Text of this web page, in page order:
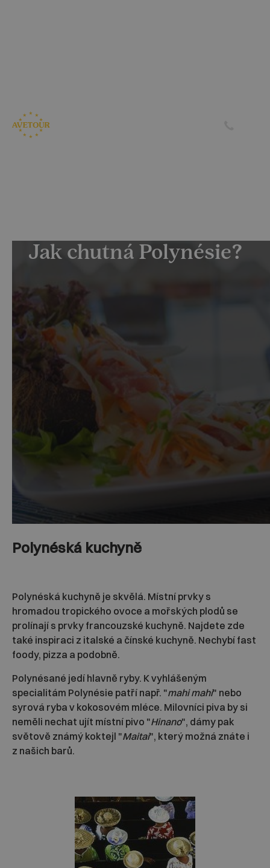
Jak chutná Polynésie?
Dovolená ve Francouzské Polynésii patří k těm
nejdražším na světě. Neušetříte tu ani na jídle. Jídlo v
restauracích vás vyjde poměrně draho. Na menších
ostrovech se pak setkáte s o něco příznivějšími
cenami - v přepočtu 200 až 300 Kč za večeři.
Polynéská kuchyně
Polynéská kuchyně je skvělá. Místní prvky s
hromadou tropického ovoce a mořských plodů se
prolínají s prvky francouzské kuchyně. Najdete zde
také inspiraci z italské a čínské kuchyně. Nechybí fast
foody, pizza a podobně.
Polynésané jedí hlavně ryby. K vyhlášeným
specialitám Polynésie patří např. "mahi mahi" nebo
syrová ryba v kokosovém mléce. Milovníci piva by si
neměli nechat ujít místní pivo "Hinano", dámy pak
světově známý koktejl "Maitai", který možná znáte i
z našich barů.